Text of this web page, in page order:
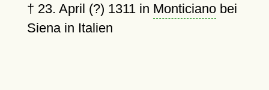
† 23. April (?) 1311in Monticianobei
Siena in Italien